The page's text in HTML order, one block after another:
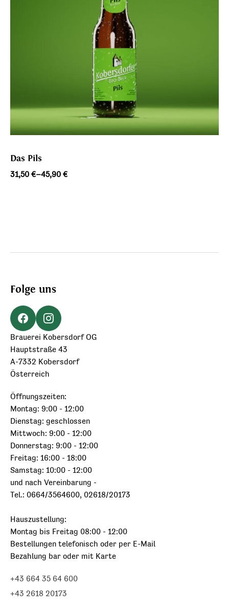
Das Pils
31,50 €–45,90 €
Preisspanne:
Folge uns
Brauerei Kobersdorf OG
Hauptstraße 43
A-7332 Kobersdorf
Österreich
Öffnungszeiten:
Montag: 9:00 - 12:00
Dienstag: geschlossen
Mittwoch: 9:00 - 12:00
Donnerstag: 9:00 - 12:00
Freitag: 16:00 - 18:00
Samstag: 10:00 - 12:00
und nach Vereinbarung -
Tel.: 0664/3564600, 02618/20173
Hauszustellung:
Montag bis Freitag 08:00 - 12:00
Bestellungen telefonisch oder per E-Mail
Bezahlung bar oder mit Karte
+43 664 35 64 600
+43 2618 20173